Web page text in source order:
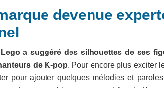
devenue
Lego a suggéré des silhouettes de ses
de K-pop. Pour encore plus exciter
pour ajouter quelques mélodies et